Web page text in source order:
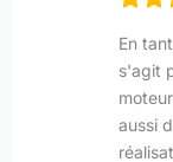
En
s'agit
aussi